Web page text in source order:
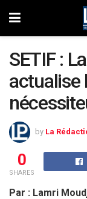
SETIF :
actualise
by La
0
SHARES
Par : Lamri